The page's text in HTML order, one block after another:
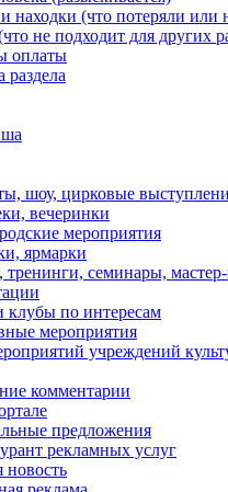
находки (что потеряли или
не подходит для других
оплаты
раздела
шоу, цирковые
вечеринки
мероприятия
ярмарки
тренинги, семинары,
клубы по интересам
мероприятия
учреждений
комментарии
предложения
рекламных услуг
новость